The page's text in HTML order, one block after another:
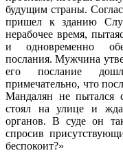
будущим страны.
пришел к зданию
нерабочее время,
и одновременно
послания. Мужчина
его послание
примечательно, что
Мандалян не пытался
стоял на улице и
органов. В суде он
спросив
беспокоит?»